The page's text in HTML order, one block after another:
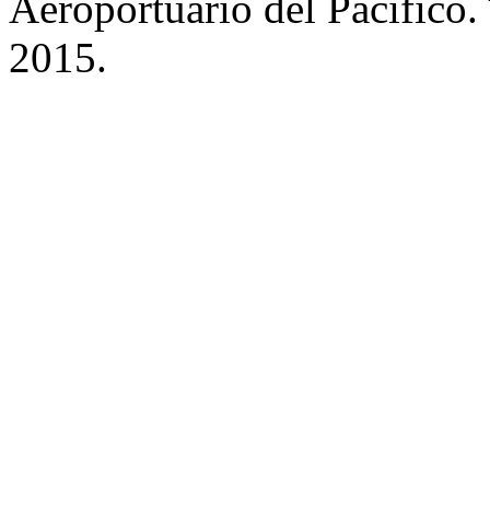
2015.